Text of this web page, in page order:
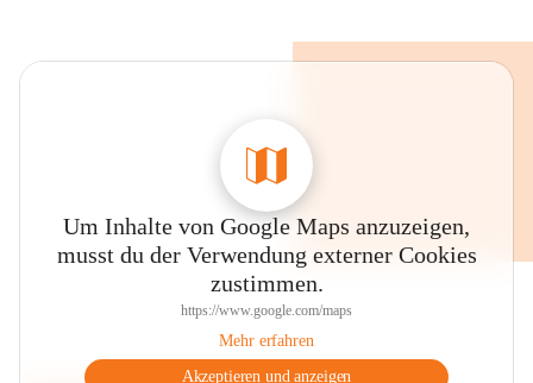
Um Inhalte von Google Maps anzuzeigen,
musst du der Verwendung externer Cookies
zustimmen.
https://www.google.com/maps
Mehr erfahren
Akzeptieren und anzeigen